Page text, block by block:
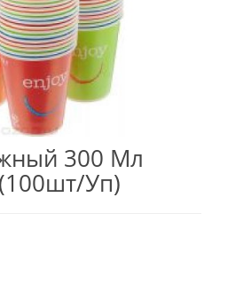
300 Мл
уп)